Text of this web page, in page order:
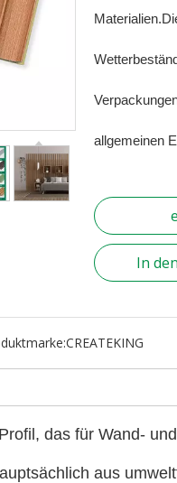
allgemeinen
In
CREATEKING
das für Wand-
aus